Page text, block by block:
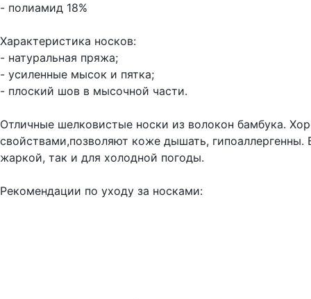
- полиамид 18%
Характеристика носков:
- натуральная пряжа;
- усиленные мысок и пятка;
- плоский шов в мысочной части.
Отличные шелковистые носки из волокон бамбука.
свойствами,позволяют коже дышать,
жаркой, так и для холодной погоды.
Рекомендации по уходу за носками: